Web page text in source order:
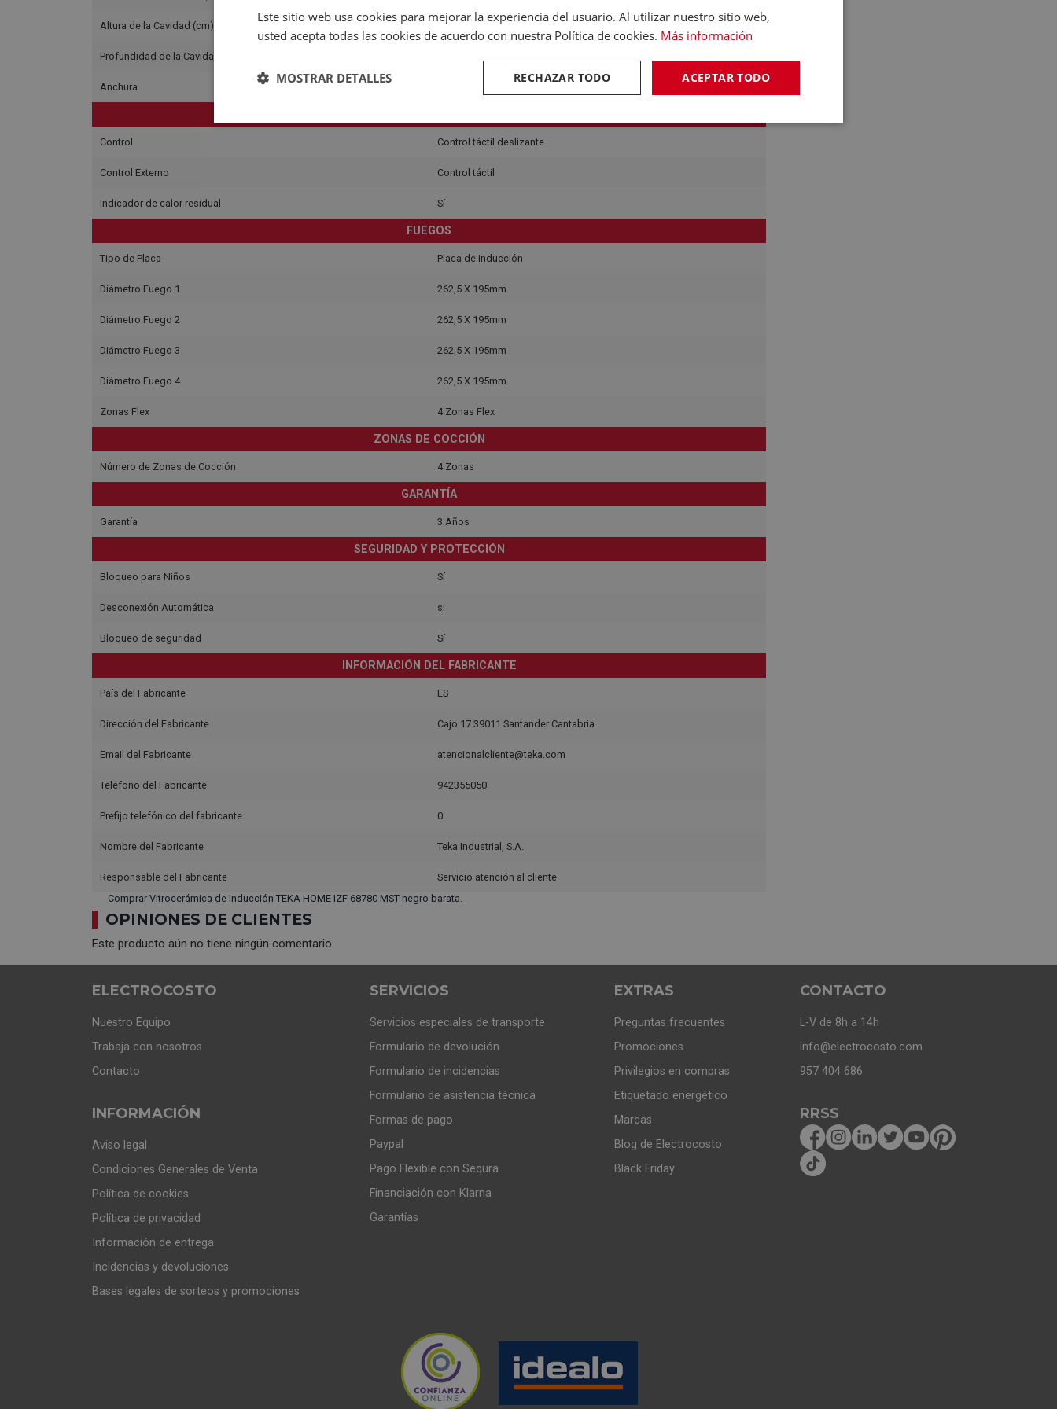
Altura de la Cavidad (cm) 53 cm
Profundidad de la Cavidad (cm)
Anchura
Control Control táctil deslizante
Control Externo Control táctil
Indicador de calor residual Sí
FUEGOS
Tipo de Placa Placa de Inducción
Diámetro Fuego 1 262,5 X 195mm
Diámetro Fuego 2 262,5 X 195mm
Diámetro Fuego 3 262,5 X 195mm
Diámetro Fuego 4 262,5 X 195mm
Zonas Flex 4 Zonas Flex
ZONAS DE COCCIÓN
Número de Zonas de Cocción 4 Zonas
GARANTÍA
Garantía 3 Años
SEGURIDAD Y PROTECCIÓN
Bloqueo para Niños Sí
Desconexión Automática si
Bloqueo de seguridad Sí
INFORMACIÓN DEL FABRICANTE
País del Fabricante ES
Dirección del Fabricante Cajo 17 39011 Santander Cantabria
Email del Fabricante atencionalcliente@teka.com
Teléfono del Fabricante 942355050
Prefijo telefónico del fabricante 0
Nombre del Fabricante Teka Industrial, S.A.
Responsable del Fabricante
Servicio atención al cliente
Comprar Vitrocerámica de Inducción TEKA HOME IZF 68780 MST negro barata.
OPINIONES DE CLIENTES
Este producto aún no tiene ningún comentario
ELECTROCOSTO
Nuestro Equipo
Trabaja con nosotros
Contacto
INFORMACIÓN
Aviso legal
Condiciones Generales de Venta
Política de cookies
Política de privacidad
Información de entrega
Incidencias y devoluciones
Bases legales de sorteos y promociones
SERVICIOS
Servicios especiales de transporte
Formulario de devolución
Formulario de incidencias
Formulario de asistencia técnica
Formas de pago
Paypal
Pago Flexible con Sequra
Financiación con Klarna
Garantías
EXTRAS
Preguntas frecuentes
Promociones
Privilegios en compras
Etiquetado energético
Marcas
Blog de Electrocosto
Black Friday
CONTACTO
L-V de 8h a 14h
info@electrocosto.com
957 404 686
RRSS
Este sitio web usa cookies para mejorar la experiencia del usuario. Al utilizar nuestro sitio web,
usted acepta todas las cookies de acuerdo con nuestra Política de cookies. Más información
ACEPTAR TODO
RECHAZAR TODO
MOSTRAR DETALLES